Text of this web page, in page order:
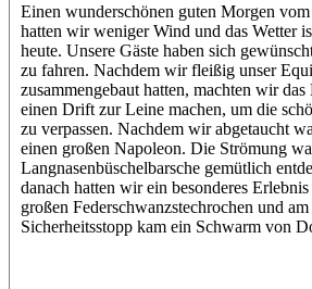
Einen wunderschönen guten Morgen
hatten wir weniger Wind und das Wetter
heute. Unsere Gäste haben sich
zu fahren. Nachdem wir fleißig unser
zusammengebaut hatten, machten wir
einen Drift zur Leine machen, um die
zu verpassen. Nachdem wir abgetaucht
einen großen Napoleon. Die Strömung
Langnasenbüschelbarsche gemütlich
danach hatten wir ein besonderes
großen Federschwanzstechrochen und
Sicherheitsstopp kam ein Schwarm von